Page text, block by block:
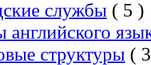
службы ( 5 )
английского
структуры (